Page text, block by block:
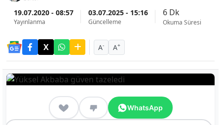
19.07.2020 - 08:57
Yayınlanma
03.07.2025 - 15:16
Güncelleme
6 Dk
Okuma Süresi
A- A+
WhatsApp